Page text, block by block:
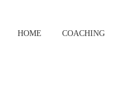
HOME COACHING